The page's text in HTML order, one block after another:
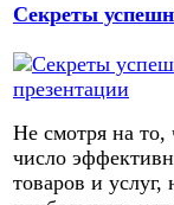
Секреты
Не смотря на то,
число
товаров и